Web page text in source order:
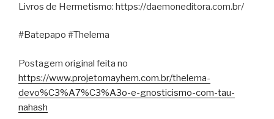
Livros de Hermetismo: https://daemoneditora.com.br/
#Batepapo #Thelema
Postagem original feita no
https://www.projetomayhem.com.br/thelema-
devo%C3%A7%C3%A3o-e-gnosticismo-com-tau-
nahash